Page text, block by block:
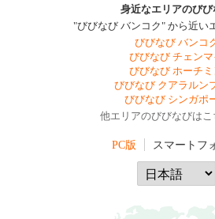
身近なエリアのびび
"びびなび バンコク" から近い
びびなび バンコ
びびなび チェンマ
びびなび ホーチミ
びびなび クアラルン
びびなび シンガポ
他エリアのびびなびはこ
PC版 スマートフ